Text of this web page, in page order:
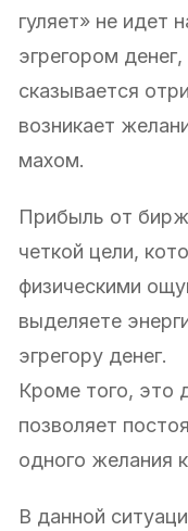
гуляет» не идет
эгрегором
сказывается
возникает
махом.
Прибыль от
четкой цели,
физическими
выделяете
эгрегору денег.
Кроме того, это
позволяет
одного желания
В данной